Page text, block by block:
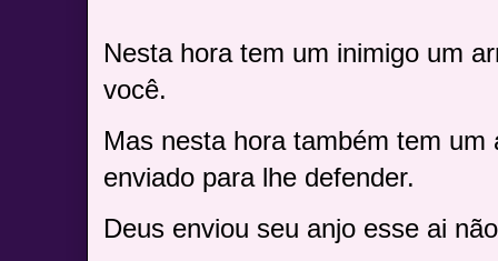
Nesta hora tem um inimigo um
você.
Mas nesta hora também tem um
enviado para lhe defender.
Deus enviou seu anjo esse ai